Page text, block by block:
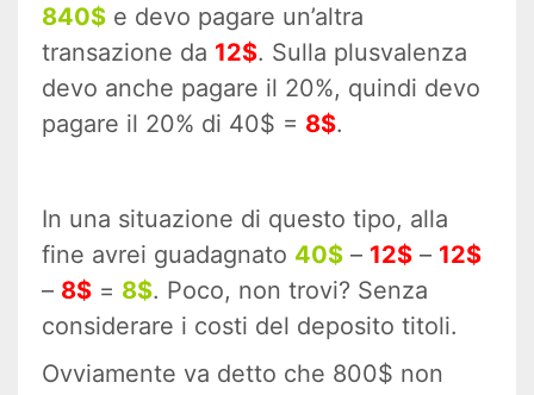
840$ e devo pagare un’altra
transazione da 12$. Sulla plusvalenza
devo anche pagare il 20%, quindi devo
pagare il 20% di 40$ = 8$.
In una situazione di questo tipo, alla
fine avrei guadagnato 40$ – 12$ – 12$
– 8$ = 8$. Poco, non trovi? Senza
considerare i costi del deposito titoli.
Ovviamente va detto che 800$ non